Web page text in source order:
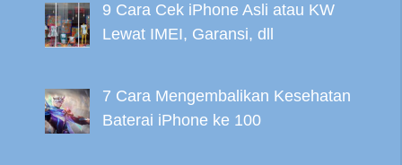
9 Cara Cek iPhone Asli atau KW
Lewat IMEI, Garansi, dll
7 Cara Mengembalikan Kesehatan
Baterai iPhone ke 100